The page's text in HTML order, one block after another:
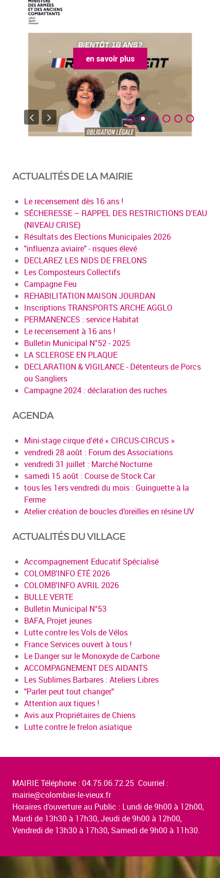
en savoir plus
ACTUALITÉS DE LA MAIRIE
Le recensement dès 16 ans !
SÉCHERESSE – RAPPEL DES RESTRICTIONS D'EAU
(NIVEAU CRISE)
Résultats des Elections Municipales 2026
"influenza aviaire" - risques élevé
DECLAREZ LES NIDS DE FRELONS
Les Composteurs Collectifs
Campagne Feu
REHABILITATION MAISON JOURDAN
Inscriptions TRANSPORTS ARCHE AGGLO
PERMANENCES : service Habitat
Le recensement à 16 ans !
Bulletin Municipal N°52 - 2025
LA SCLEROSE EN PLAQUE
DECLARATION & VIGILANCE - Détenteurs de Porcs
ou Sangliers
Campagne 2024 : déclaration des ruches
AGENDA
Mini-stage cirque d'été « CIRCUS-CIRCUS »
vendredi 28 août : Forum des Associations
vendredi 31 juillet : Marché Nocturne
samedi 15 août : Course de Stock Car
tous les 1ers vendredi du mois : Guinguette à la
Ferme
Atelier création de boucles d’oreilles en résine UV
ACTUALITÉS DU VILLAGE
Accompagnement Educatif Spécialisé
COLOMB'INFO ÉTÉ 2026
COLOMB'INFO AVRIL 2026
BULLE VERTE
Bulletin Municipal N°53
BAFA, Projet jeunes
Lutte contre les Vols de Vélos
France Services ouvert à tous !
Le Danger sur le Monoxyde de Carbone
ACCOMPAGNEMENT DES AIDANTS
Les Sublimes Barbares : Ateliers Libres
"Parler peut tout changer"
Attention aux tiques !
Avis aux Propriétaires de Chiens
Lutte contre le frelon asiatique
MAIRIE Téléphone : 04.75.06.72.25 Courriel :
mairie@colombier-le-vieux.fr
Horaires d’ouverture au Public : Lundi de 9h00 à 12h00,
Mardi de 13h30 à 17h30, Jeudi de 9h00 à 12h00,
Vendredi de 13h30 à 17h30, Samedi de 9h00 à 11h30.